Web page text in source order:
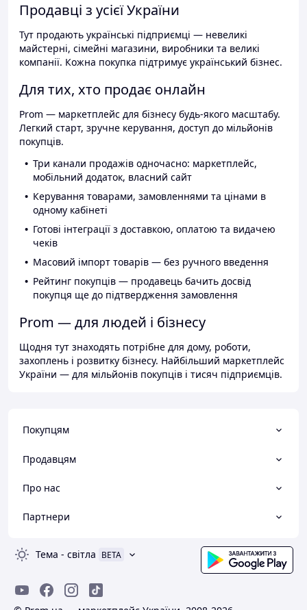
Продавці з усієї України
Тут продають українські підприємці — невеликі
майстерні, сімейні магазини, виробники та великі
компанії. Кожна покупка підтримує український бізнес.
Для тих, хто продає онлайн
Prom — маркетплейс для бізнесу будь-якого масштабу.
Легкий старт, зручне керування, доступ до мільйонів
покупців.
Три канали продажів одночасно: маркетплейс,
мобільний додаток, власний сайт
Керування товарами, замовленнями та цінами в
одному кабінеті
Готові інтеграції з доставкою, оплатою та видачею
чеків
Масовий імпорт товарів — без ручного введення
Рейтинг покупців — продавець бачить досвід
покупця ще до підтвердження замовлення
Prom — для людей і бізнесу
Щодня тут знаходять потрібне для дому, роботи,
захоплень і розвитку бізнесу. Найбільший маркетплейс
України — для мільйонів покупців і тисяч підприємців.
Покупцям
Продавцям
Про нас
Партнери
Тема - світла BETA